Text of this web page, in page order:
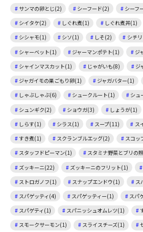
サンマの卵とじ(2)
シーフード(2)
シーフ
シイタケ(2)
しぐれ煮(1) しぐれ煮丼(1)
シシャモ(1)
シソ(1) しそ(2) シチ
シャーベット(1)
ジャーマンポテト(1)
ジ
シャインマスカット(1)
じゃがいも(8)
ジ
ジャガイモの巣ごもり卵(1)
ジャガバター(1)
しゃぶしゃぶ(6)
シュークルート(1) シュ
シュンギク(2)
ショウガ(3) しょうが(1)
しらす(1)
シラス(1) スープ(11) ス
すき煮(1)
スクランブルエッグ(2) スコッ
スタッフドピーマン(1)
スタミナ野菜とブリの
ズッキーニ(22)
ズッキーニのフリット(1)
ストロガノフ(1)
スナップエンドウ(1)
ス
スパゲッティ(4)
スパゲッティー(1)
スパ
スパゲティ(1)
スパニッシュオムレツ(1)
スモークサーモン(1)
スライスチーズ(1)